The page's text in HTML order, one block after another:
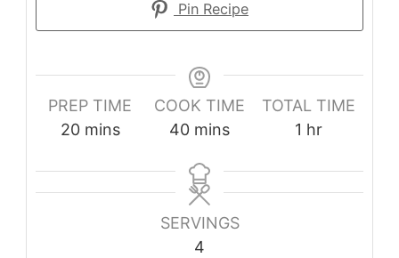
Pin Recipe
PREP TIME
20 mins
COOK TIME
40 mins
TOTAL TIME
1 hr
SERVINGS
4